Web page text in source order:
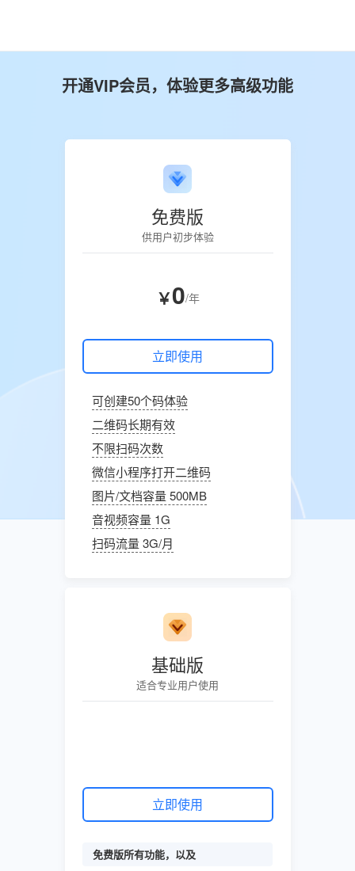
开通VIP会员，体验更多高级功能
免费版
供用户初步体验
￥0/年
立即使用
可创建50个码体验
二维码长期有效
不限扫码次数
微信小程序打开二维码
图片/文档容量 500MB
音视频容量 1G
扫码流量 3G/月
基础版
适合专业用户使用
立即使用
免费版所有功能，以及